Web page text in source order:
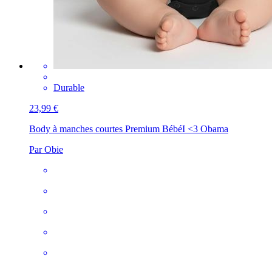
Durable
23,99 €
Body à manches courtes Premium BébéI <3 Obama
Par Obie